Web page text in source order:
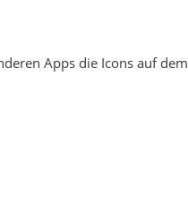
Apps die Icons auf dem